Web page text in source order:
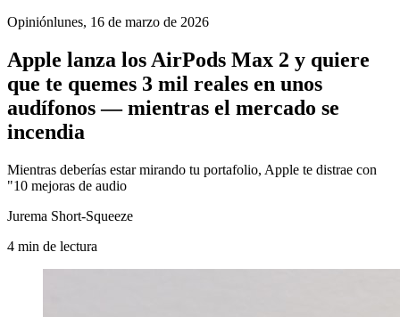
Opiniónlunes, 16 de marzo de 2026
Apple lanza los AirPods Max 2 y quiere
que te quemes 3 mil reales en unos
audífonos — mientras el mercado se
incendia
Mientras deberías estar mirando tu portafolio, Apple te distrae con
"10 mejoras de audio
Jurema Short-Squeeze
4 min de lectura